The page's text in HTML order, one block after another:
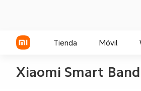
Tienda Móvil
Xiaomi Smart